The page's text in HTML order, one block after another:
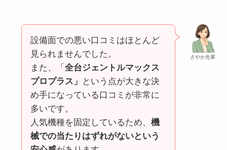
さやか先輩
設備面での悪い口コミはほとんど
見られませんでした。
また、「 全台ジェントルマックス
プロプラス」
という点が大きな決
め手になっている口コミが非常に
多いです。
人気機種を固定しているため、 機
械での当たりはずれがないという